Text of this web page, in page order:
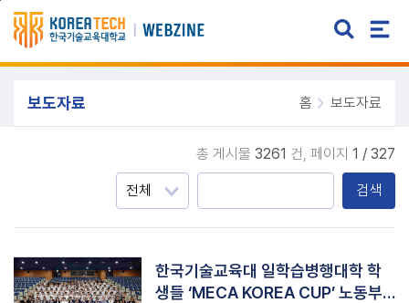
주메뉴 바로가기
본문 바로가기
보도자료 홈 보도자료
총 게시물 3261 건, 페이지 1 / 327
검색
한국기술교육대 일학습병행대학 학
생들 ‘MECA KOREA CUP’ 노동부